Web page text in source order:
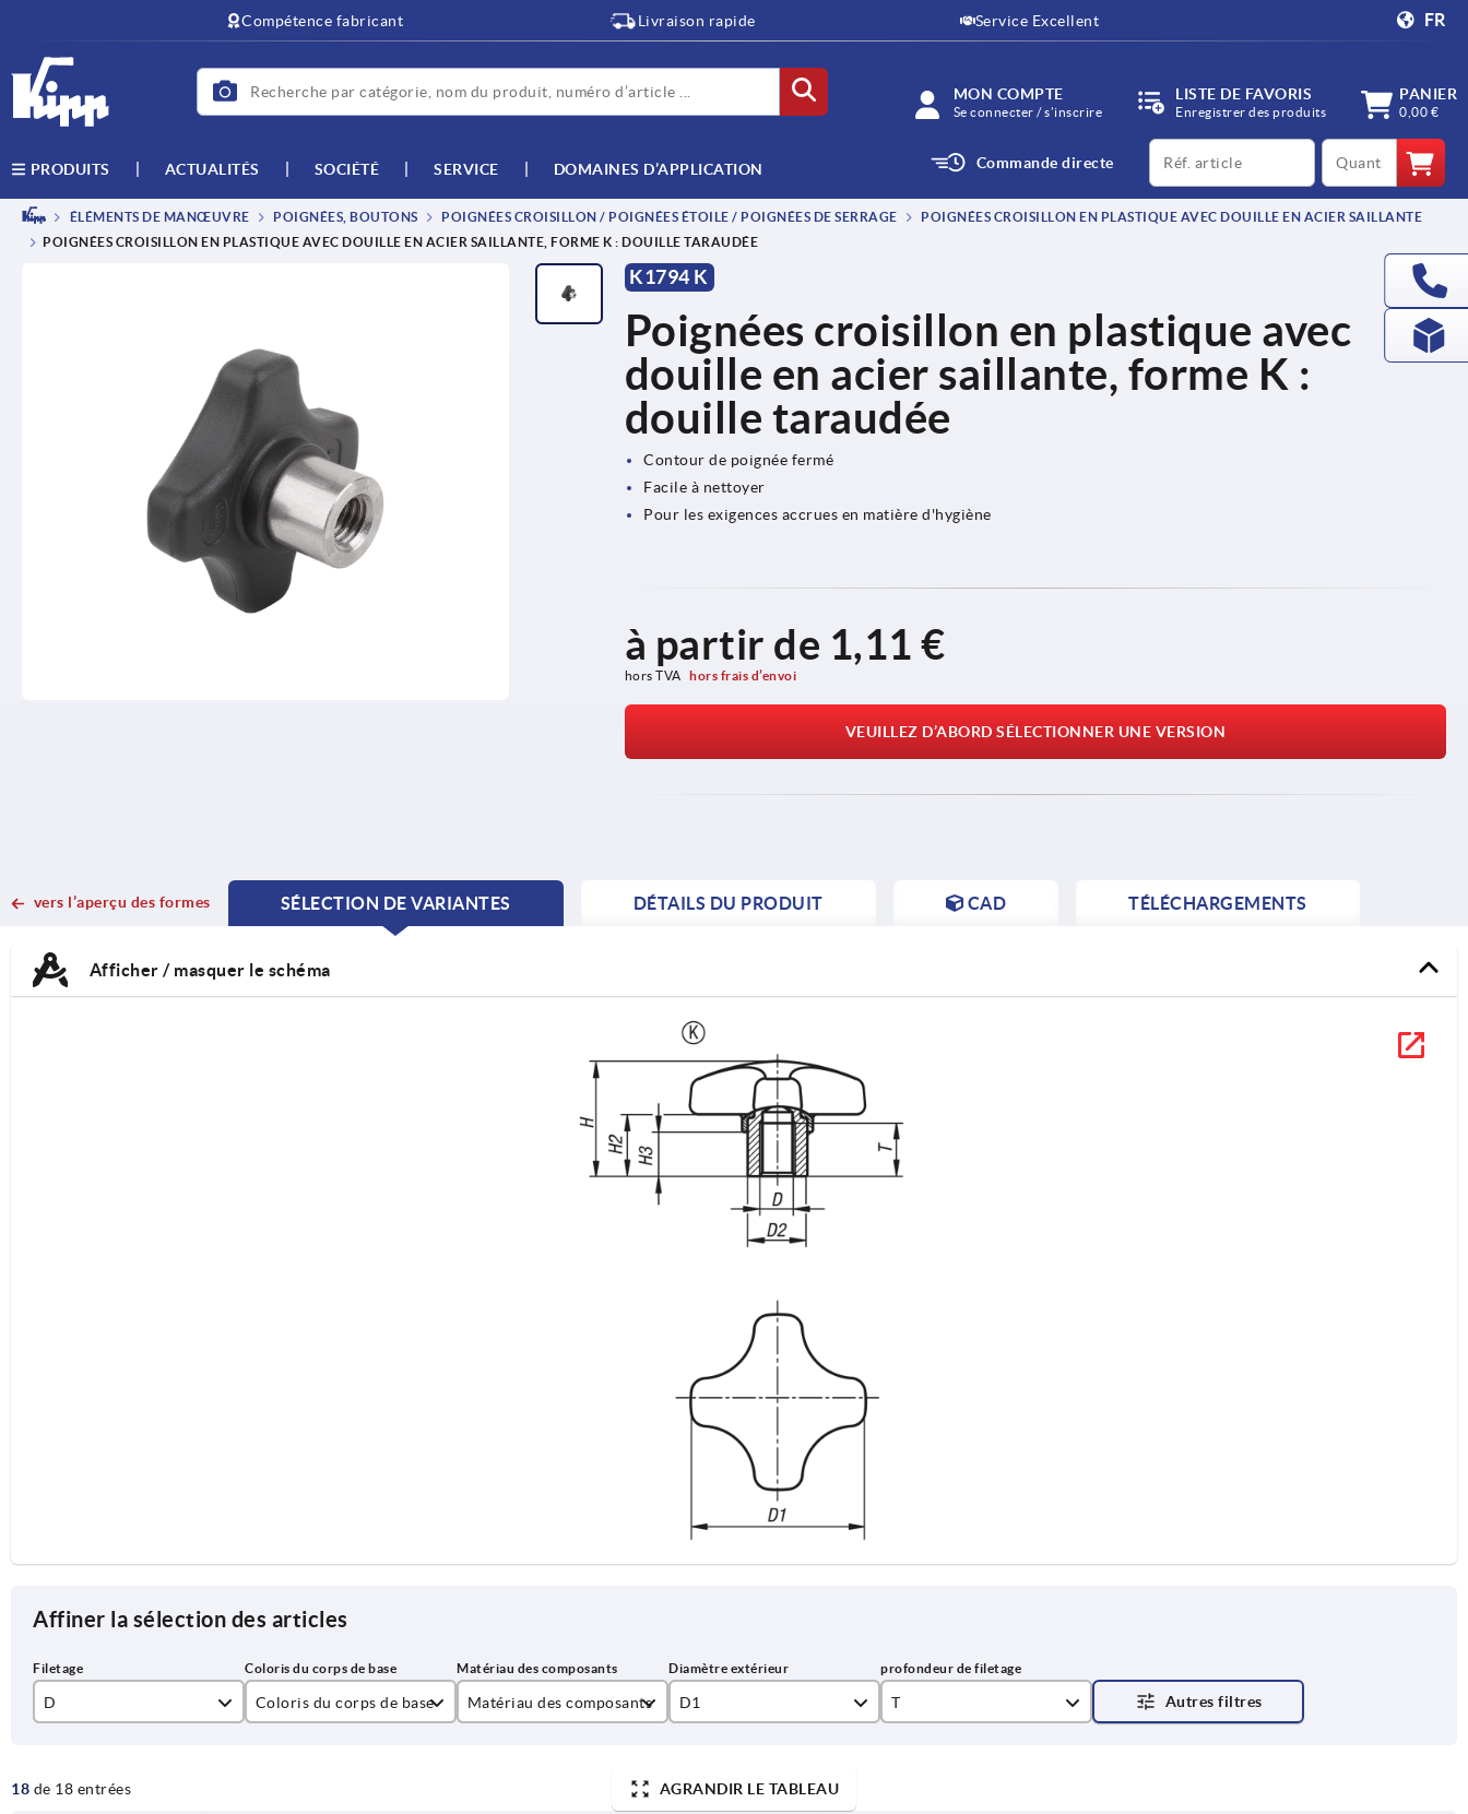
Compétence fabricant Livraison rapide Service Excellent FR
MON COMPTE
Se connecter / s’inscrire
LISTE DE FAVORIS
Enregistrer des produits
PANIER
0,00 €
PRODUITS ACTUALITÉS SOCIÉTÉ SERVICE DOMAINES D’APPLICATION Commande directe
productCode qty
ÉLÉMENTS DE MANŒUVRE POIGNÉES, BOUTONS POIGNÉES CROISILLON / POIGNÉES ÉTOILE / POIGNÉES DE SERRAGE
POIGNÉES CROISILLON EN PLASTIQUE AVEC DOUILLE EN ACIER SAILLANTE
POIGNÉES CROISILLON EN PLASTIQUE AVEC DOUILLE EN ACIER SAILLANTE, FORME K : DOUILLE TARAUDÉE
K1794 K
Poignées croisillon en plastique avec
douille en acier saillante, forme K :
douille taraudée
Contour de poignée fermé
Facile à nettoyer
Pour les exigences accrues en matière d'hygiène
à partir de 1,11 €
hors TVA hors frais d’envoi
VEUILLEZ D’ABORD SÉLECTIONNER UNE VERSION
vers l’aperçu des formes
SÉLECTION DE VARIANTES
CURRENT
CURRENT
DÉTAILS DU PRODUIT CAD TÉLÉCHARGEMENTS
Afficher / masquer le schéma
Affiner la sélection des articles
D
M6
Coloris du corps de base Matériau des composants D1
32
T
18 de 18 entrées AGRANDIR LE TABLEAU